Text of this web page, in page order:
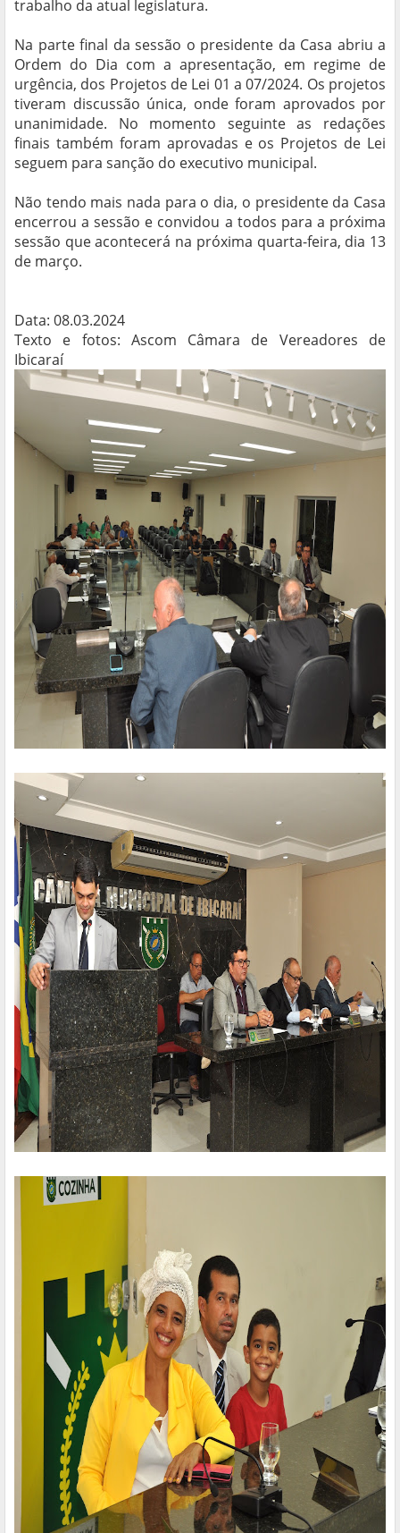
trabalho da atual legislatura.
Na parte final da sessão o presidente da Casa abriu a
Ordem do Dia com a apresentação, em regime de
urgência, dos Projetos de Lei 01 a 07/2024. Os projetos
tiveram discussão única, onde foram aprovados por
unanimidade. No momento seguinte as redações
finais também foram aprovadas e os Projetos de Lei
seguem para sanção do executivo municipal.
Não tendo mais nada para o dia, o presidente da Casa
encerrou a sessão e convidou a todos para a próxima
sessão que acontecerá na próxima quarta-feira, dia 13
de março.
Data: 08.03.2024
Texto e fotos: Ascom Câmara de Vereadores de
Ibicaraí